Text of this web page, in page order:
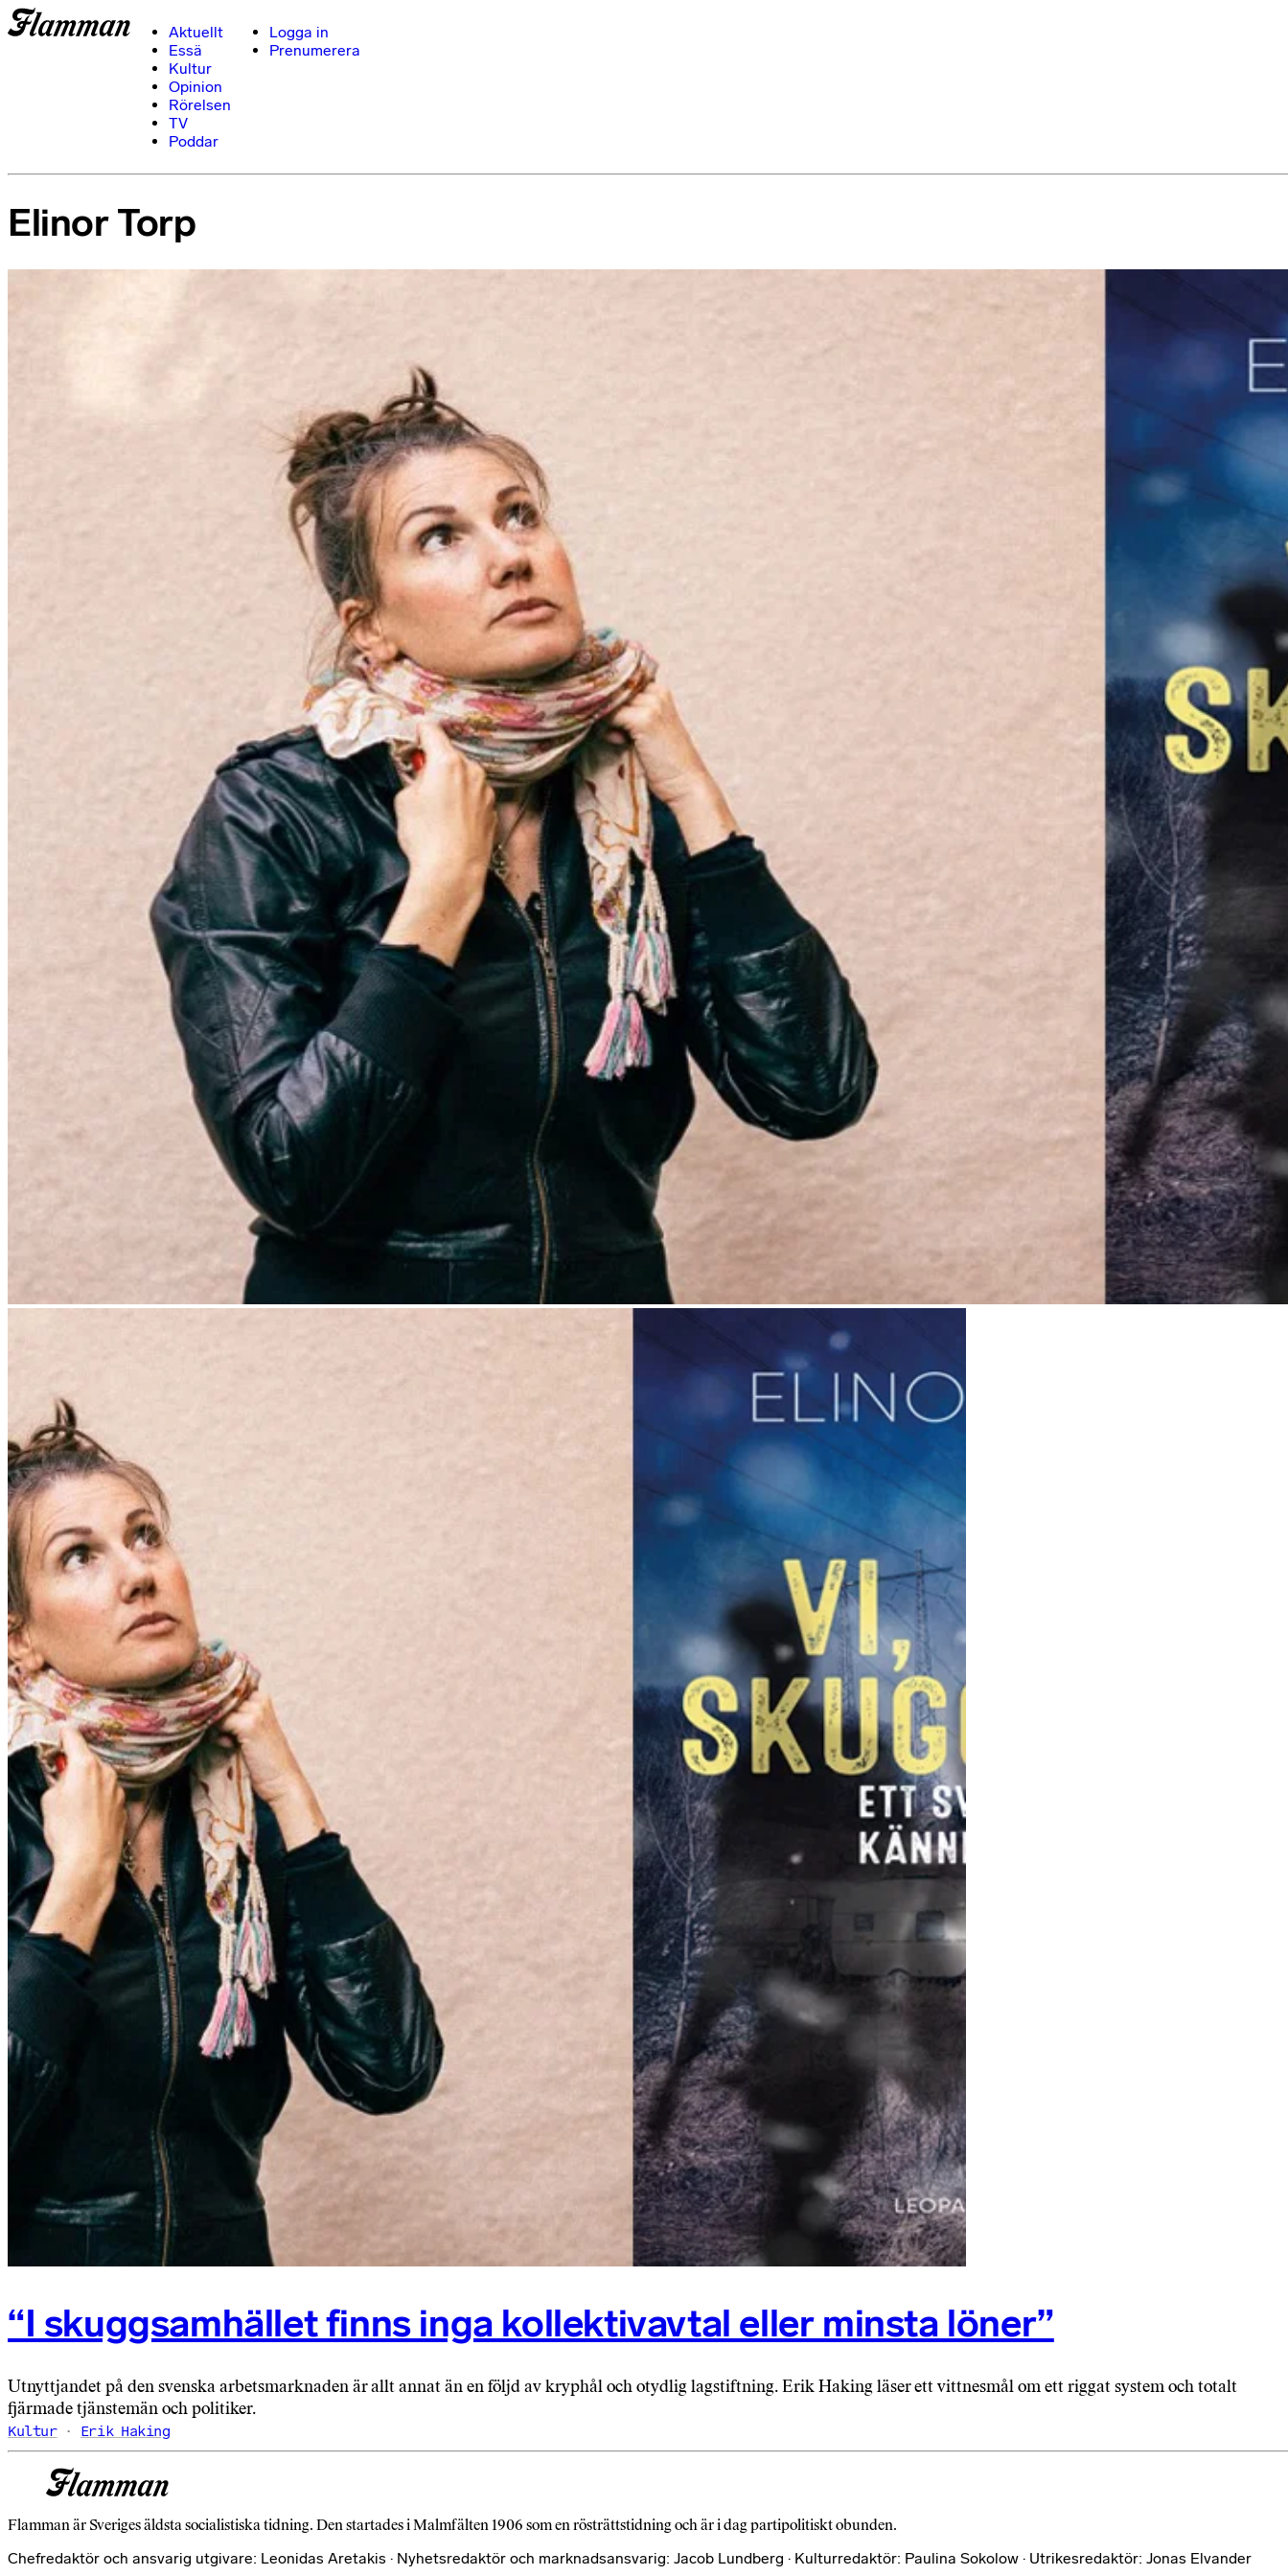
Aktuellt
Essä
Kultur
Opinion
Rörelsen
TV
Poddar
Logga in
Prenumerera
Elinor Torp
“I skuggsamhället finns inga kollektivavtal eller minsta löner”
Utnyttjandet på den svenska arbetsmarknaden är allt annat än en följd av kryphål och otydlig lagstiftning. Erik Haking läser ett vittnesmål om ett riggat system och totalt
fjärmade tjänstemän och politiker.
Kultur Erik Haking
Flamman är Sveriges äldsta socialistiska tidning. Den startades i Malmfälten 1906 som en rösträttstidning och är i dag partipolitiskt obunden.
Chefredaktör och ansvarig utgivare: Leonidas Aretakis · Nyhetsredaktör och marknadsansvarig: Jacob Lundberg · Kulturredaktör: Paulina Sokolow · Utrikesredaktör: Jonas Elvander